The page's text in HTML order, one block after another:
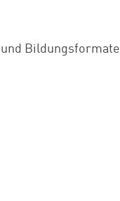
Bildungsformate